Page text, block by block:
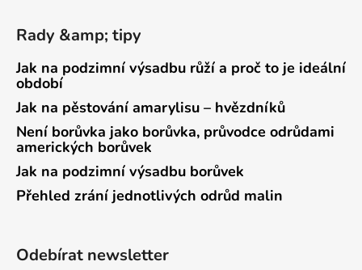
Rady &amp; tipy
Jak na podzimní výsadbu růží a proč to je ideální
období
Jak na pěstování amarylisu – hvězdníků
Není borůvka jako borůvka, průvodce odrůdami
amerických borůvek
Jak na podzimní výsadbu borůvek
Přehled zrání jednotlivých odrůd malin
Odebírat newsletter